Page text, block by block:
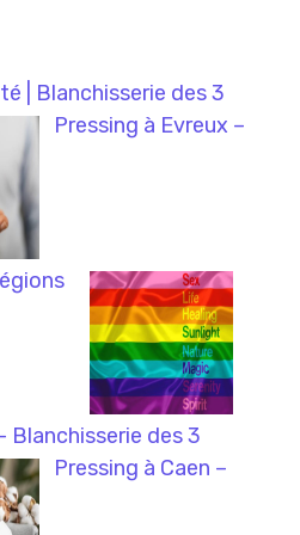
| Blanchisserie des 3
Pressing à Evreux –
Blanchisserie des 3
Pressing à Caen –